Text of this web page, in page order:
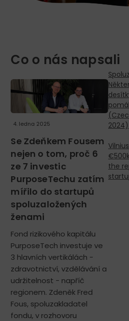
Co o nás napsali
4. ledna 2025
Se Zdeňkem Fousem
nejen o tom, proč 6
ze 7 investic
PurposeTechu zatím
mířilo do startupů
spoluzaložených
ženami
Fond rizikového kapitálu
PurposeTech investuje ve
3 hlavních vertikálách -
zdravotnictví, vzdělávání a
udržitelnost - napříč
regionem. Zdeněk Fred
Fous, spoluzakladatel
fondu, v rozhovoru
2024)
the